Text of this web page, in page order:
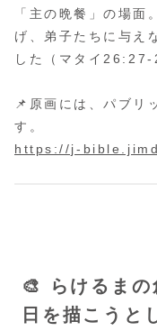
「主の晩餐」の場面
げ、弟子たちに与え
した（マタイ26:27-
📌原画には、パブリ
す。
https://j-
🎨 らけるま
日を描こうと